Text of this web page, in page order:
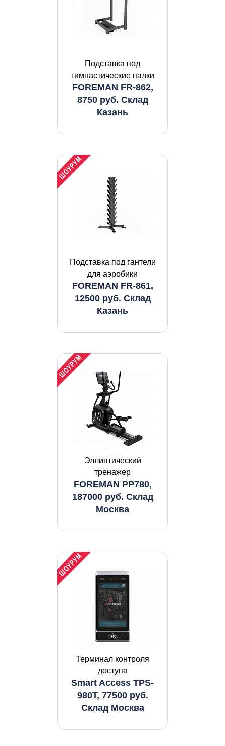
Подставка под
гимнастические палки
FOREMAN FR-862,
8750 руб. Склад
Казань
Подставка под гантели
для аэробики
FOREMAN FR-861,
12500 руб. Склад
Казань
Эллиптический
тренажер
FOREMAN PP780,
187000 руб. Склад
Москва
Терминал контроля
доступа
Smart Access TPS-
980T, 77500 руб.
Склад Москва